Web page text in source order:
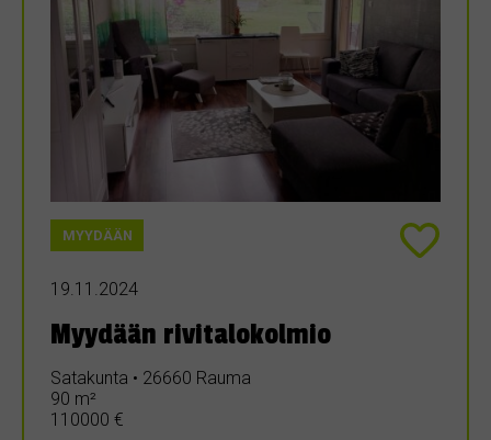
MYYDÄÄN
19.11.2024
Myydään rivitalokolmio
Satakunta • 26660 Rauma
90 m²
110000 €